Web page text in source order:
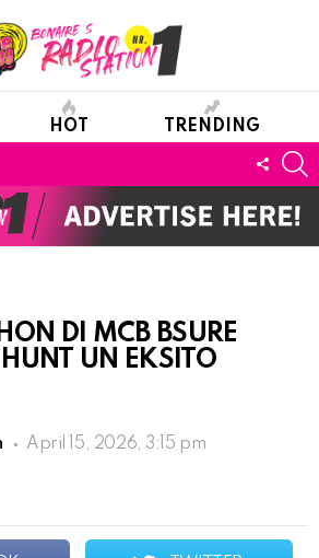
HOT TRENDING
DI MCB BSURE
UN EKSITO
April 15, 2026, 3:15 pm